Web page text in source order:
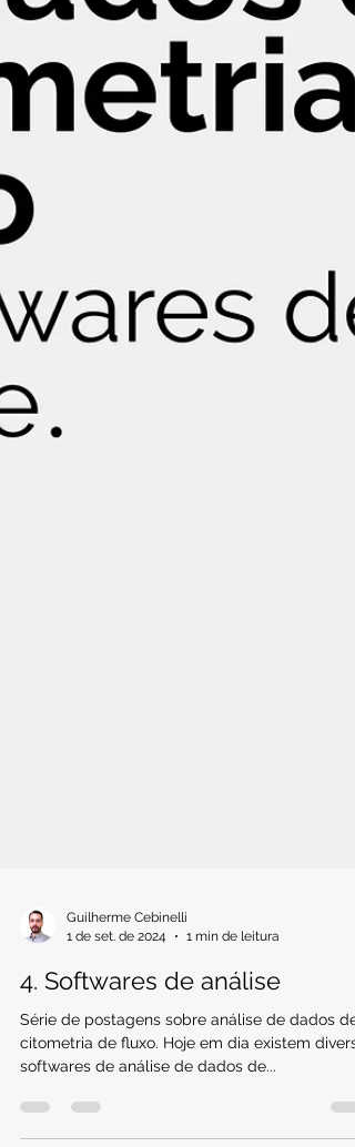
Guilherme Cebinelli
1 de set. de 2024
1 min de leitura
4. Softwares de análise
Série de postagens sobre análise de dados de